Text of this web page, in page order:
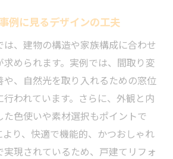
例に見るデザインの工夫
、建物の構造や家族構成に合わせ
められます。実例では、間取り変
や、自然光を取り入れるための窓位
われています。さらに、外観と内
色使いや素材選択もポイントで
り、快適で機能的、かつおしゃれ
現されているため、戸建てリフォ